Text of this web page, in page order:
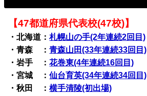
【47都道府県代表校(47校)】
・北海道：札幌山の手(2年連続2回目)
・青森 ：青森山田(33年連続33回目)
・岩手 ：花巻東(4年連続16回目)
・宮城 ：仙台育英(34年連続34回目)
・秋田 ：横手清陵(初出場)